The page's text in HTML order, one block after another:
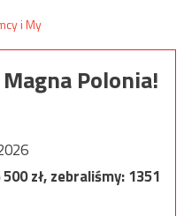
Polonia!
500zł, zebraliśmy:1351